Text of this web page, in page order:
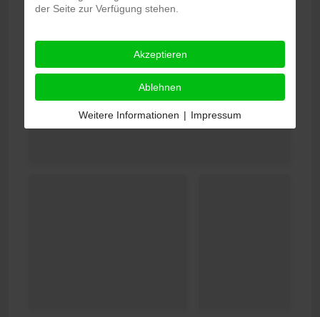
der Seite zur Verfügung stehen.
Akzeptieren
Ablehnen
Weitere Informationen | Impressum